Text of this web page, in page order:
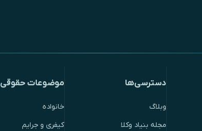
دسترسی‌ها
وبلاگ
مجله بنیاد وکلا
موضوعات حقوقی
خانواده
کیفری و جرایم